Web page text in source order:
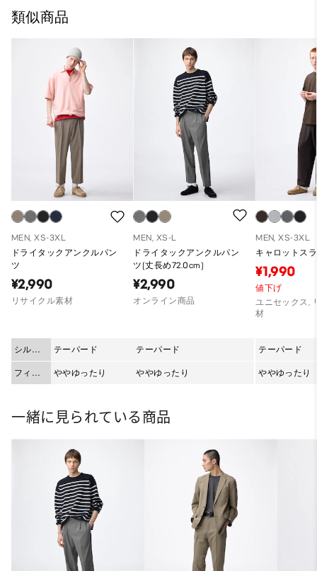
類似商品
MEN, XS-3XL
ドライタックアンクルパン
ツ
¥2,990
リサイクル素材
シルエ
ット
テーパード
フィッ
ト
ややゆったり
MEN, XS-L
ドライタックアンクルパン
ツ(丈長め72.0cm)
¥2,990
オンライン商品
テーパード
ややゆったり
MEN, XS-3XL
キャロットス
¥1,990
値下げ
ユニセックス,
材
テーパード
ややゆったり
一緒に見られている商品